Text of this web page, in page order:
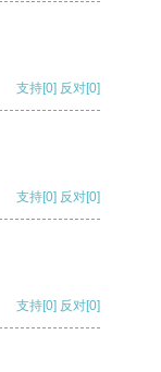
支持[0] 反对[0]
支持[0] 反对[0]
支持[0] 反对[0]